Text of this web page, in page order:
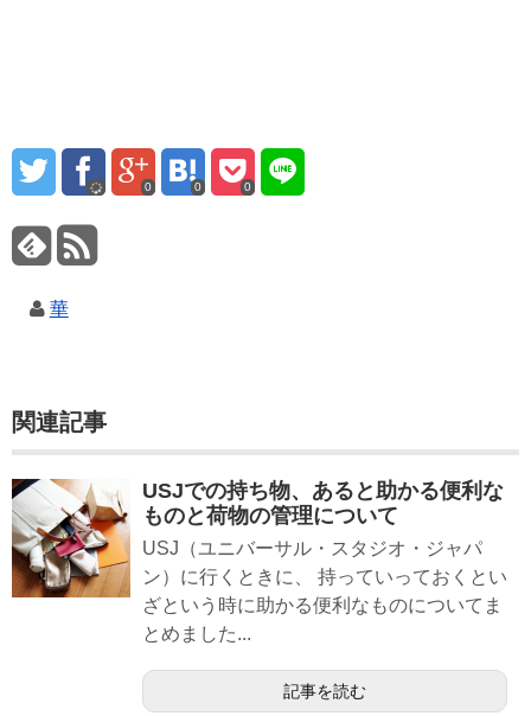
0 0 0
華
関連記事
USJでの持ち物、あると助かる便利な
ものと荷物の管理について
USJ（ユニバーサル・スタジオ・ジャパ
ン）に行くときに、 持っていっておくとい
ざという時に助かる便利なものについてま
とめました...
記事を読む